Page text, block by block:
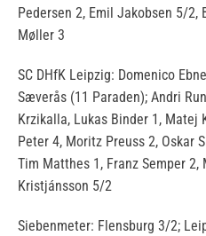
Pedersen 2, Emil Jakobsen 5/2,
Møller 3
SC DHfK Leipzig: Domenico
Sæverås (11 Paraden); Andri
Krzikalla, Lukas Binder 1, Matej
Peter 4, Moritz Preuss 2, Oskar
Tim Matthes 1, Franz Semper 2,
Kristjánsson 5/2
Siebenmeter: Flensburg 3/2;